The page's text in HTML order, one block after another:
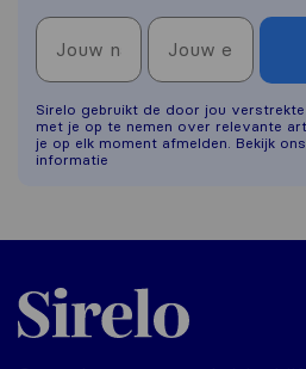
Sirelo gebruikt de door jou
met je op te nemen over relevante
je op elk moment afmelden. Bekijk ons
informatie
Sirelo.nl